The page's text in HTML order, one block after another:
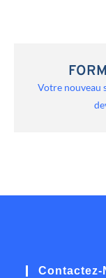
Votre nouveau
Contactez-